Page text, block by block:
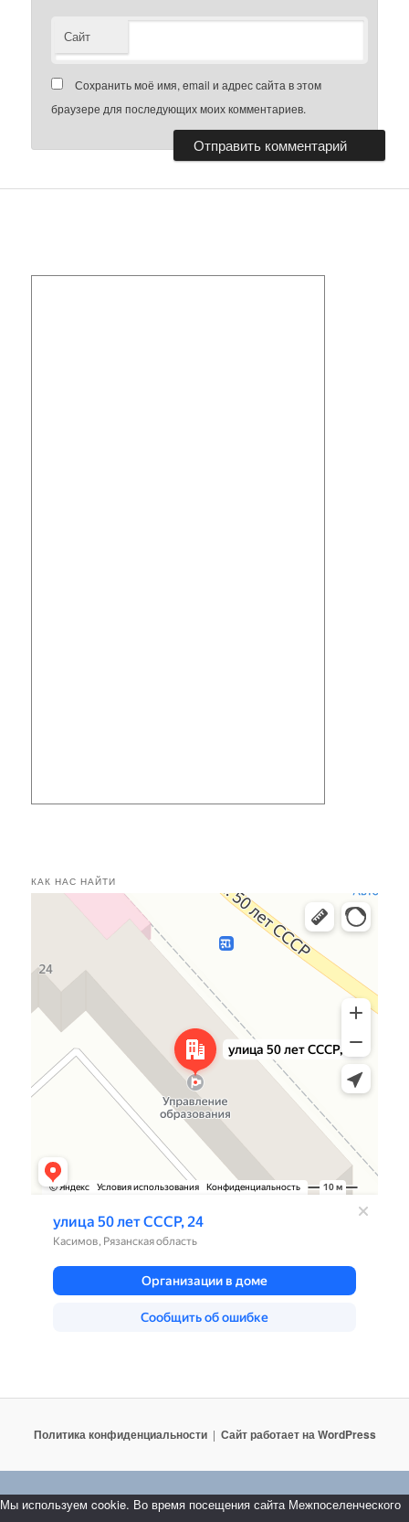
Сайт
Сохранить моё имя, email и адрес сайта в этом
браузере для последующих моих комментариев.
КАК НАС НАЙТИ
Улица 50 лет СССР, 24 — Яндекс.Карты
Политика конфиденциальности Сайт работает на WordPress
Мы используем cookie. Во время посещения сайта Межпоселенческого